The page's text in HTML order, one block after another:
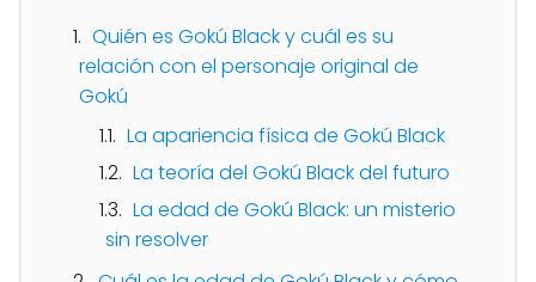
Quién es Gokú Black y cuál es su
relación con el personaje original de
Gokú
La apariencia física de Gokú Black
La teoría del Gokú Black del futuro
La edad de Gokú Black: un misterio
sin resolver